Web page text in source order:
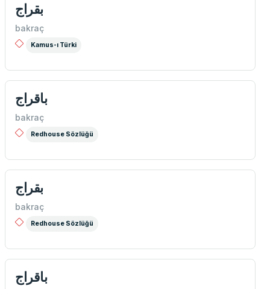
بقراج
bakraç
Kamus-ı Türki
باقراج
bakraç
Redhouse Sözlüğü
بقراج
bakraç
Redhouse Sözlüğü
باقراج